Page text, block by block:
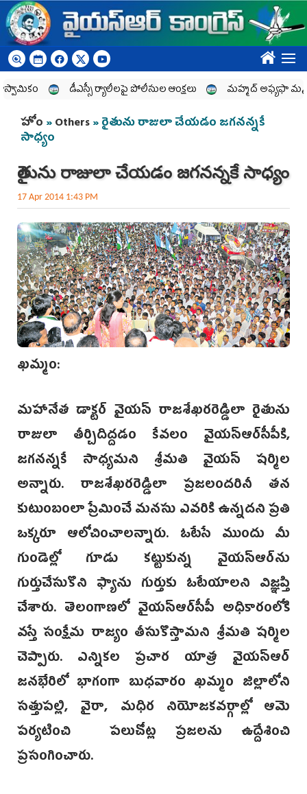
Skip to main content
????
డీఎస్సీ ర్యాలీలపై పోలీసుల ఆంక్షలు మహ్మద్‌ అఫ్యఫా మృతి
You are here
హోం »Others» రైతును రాజులా చేయడం జగనన్నకే
సాధ్యం
రైతును రాజులా చేయడం జగనన్నకే సాధ్యం
17 Apr 2014 1:43 PM
ఖమ్మం:
మహానేత డాక్టర్ వై‌యస్‌ రాజశేఖరరెడ్డిలా రైతును
రాజులా తీర్చిదిద్దడం కేవలం వైయస్ఆర్‌సీపీకి,
జగనన్నకే సాధ్యమని శ్రీమతి వైయస్‌ షర్మిల
అన్నారు. రాజశేఖరరెడ్డిలా ప్రజలందరినీ తన
కుటుంబంలా ప్రేమించే మనసు ఎవరికి ఉన్నదని ప్రతి
ఒక్కరూ ఆలోచించాలన్నారు. ఓటేసే ముందు మీ
గుండెల్లో గూడు కట్టుకున్న వైయస్ఆర్‌ను
గుర్తుచేసుకొని ఫ్యాను గుర్తుకు ఓటేయాలని విజ్ఞప్తి
చేశారు. తెలంగాణలో వైయస్ఆర్‌సీపీ అధికారంలోకి
వస్తే సంక్షేమ రాజ్యం తీసుకొస్తామని శ్రీమతి షర్మిల
చెప్పారు. ఎన్నికల ప్రచార యాత్ర వైయస్ఆర్
జనభేరిలో భాగంగా బుధవారం ఖమ్మం జిల్లాలోని
సత్తుపల్లి, వైరా, మధిర నియోజకవర్గాల్లో ఆమె
పర్యటించి పలుచోట్ల ప్రజలను ఉద్దేశించి
ప్రసంగించారు.